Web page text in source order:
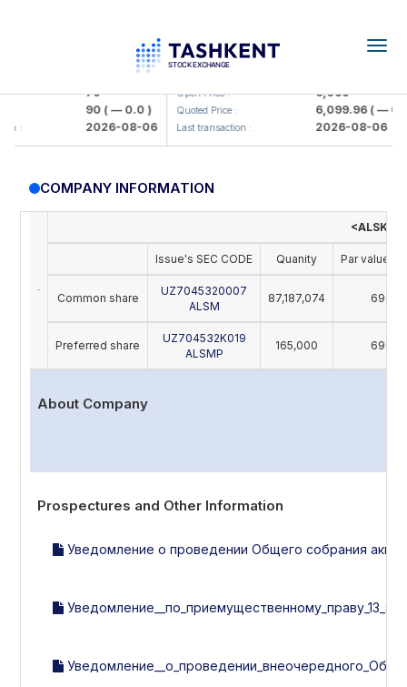
79
90( — 0.0 )
2026-08-06
UZMK (<O'zmetkombinat> AJ)
Open Price : 6,099
Quoted Price : 6,099.96( — 0.0 )
Last transaction : 2026-08-06
COMPANY INFORMATION
Issue's SEC CODE Quanity Par value
Common share
UZ7045320007
ALSM
87,187,074 690
Preferred share
UZ704532K019
ALSMP
165,000 690
About Company
Prospectures and Other Information
Уведомление о проведении Общего собрания